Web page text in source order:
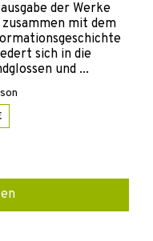
der Werke
mit dem
sich in die
und ...